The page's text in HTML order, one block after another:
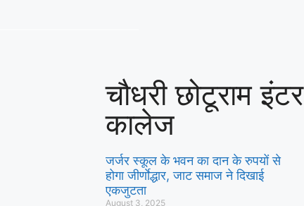
चौधरी छोटूराम इंटर
कालेज
जर्जर स्कूल के भवन का दान के रुपयों से
होगा जीर्णाेद्धार, जाट समाज ने दिखाई
एकजुटता
August 3, 2025